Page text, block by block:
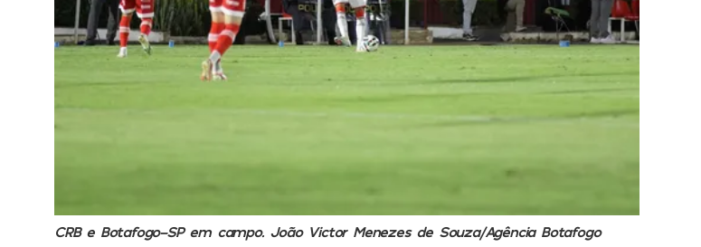
CRB e Botafogo-SP em campo. João Victor Menezes de Souza/Agência Botafogo